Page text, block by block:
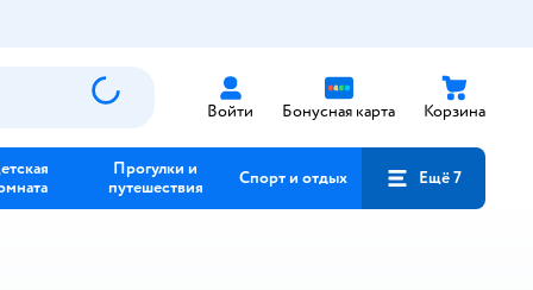
Войти Бонусная карта Корзина
Прогулки и
путешествия
Спорт и отдых Ещё 7